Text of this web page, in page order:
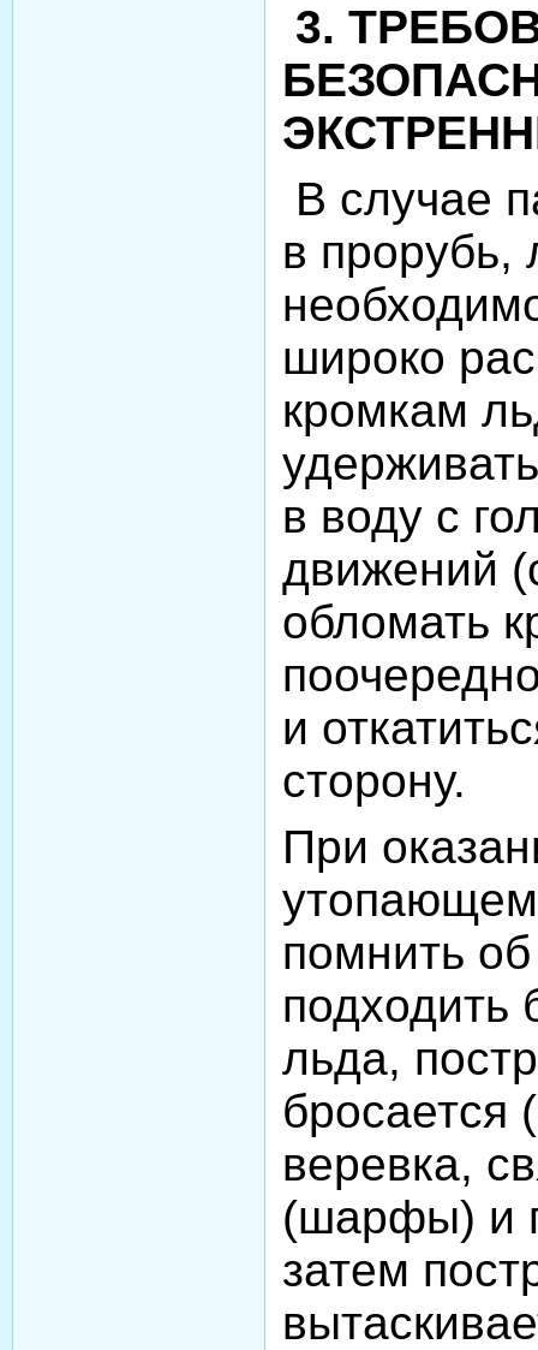
3.
В случае
в прорубь,
широко
кромкам
в воду с
движений
обломать
и
сторону.
При
помнить
подходить
льда,
бросается
веревка,
(шарфы) и
затем